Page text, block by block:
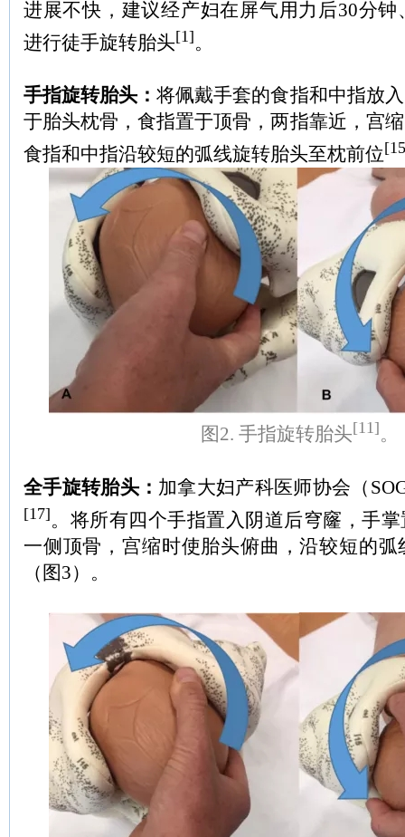
进展不快，建议经产妇在屏气用力后30分钟
进行徒手旋转胎头[1]。
手指旋转胎头：将佩戴手套的食指和中指放
于胎头枕骨，食指置于顶骨，两指靠近，宫
食指和中指沿较短的弧线旋转胎头至枕前位
图2. 手指旋转胎头[11]。
全手旋转胎头： 加拿大妇产科医师协会（
[17]。将所有四个手指置入阴道后穹窿，手
一侧顶骨，宫缩时使胎头俯曲，沿较短的
（图3）。